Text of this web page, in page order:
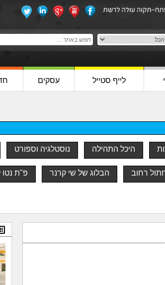
לייף סטייל עסקים
היכל התהילה נוסטלגיה וספורט
רחוב הבלוג של שי קרנר פ"ת